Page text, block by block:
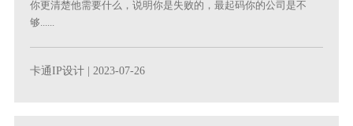
你更清楚他需要什么，说明你是失败的，最起码你的公司是不
够......
卡通IP设计 | 2023-07-26